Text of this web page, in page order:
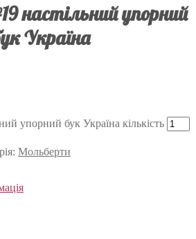
настільний упорний
Україна
упорний бук Україна кількість
Мольберти